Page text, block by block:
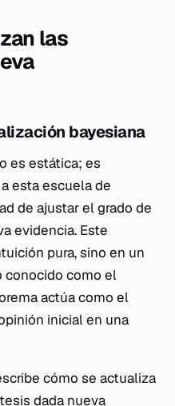
las
bayesiana
es estática; es
esta escuela de
de ajustar el grado de
evidencia. Este
pura, sino en un
conocido como el
actúa como el
inicial en una
cómo se actualiza
dada nueva